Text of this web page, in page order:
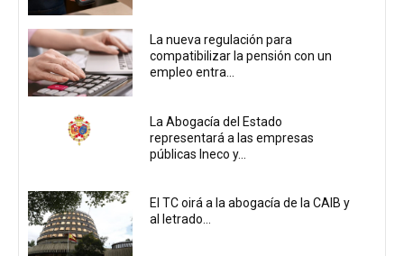
La nueva regulación para
compatibilizar la pensión con un
empleo entra...
La Abogacía del Estado
representará a las empresas
públicas Ineco y...
El TC oirá a la abogacía de la CAIB y
al letrado...